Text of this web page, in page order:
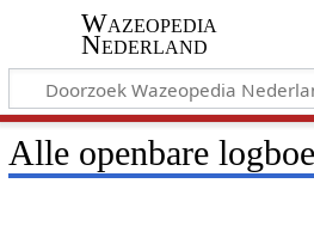
Wazeopedia
Nederland
Alle openbare